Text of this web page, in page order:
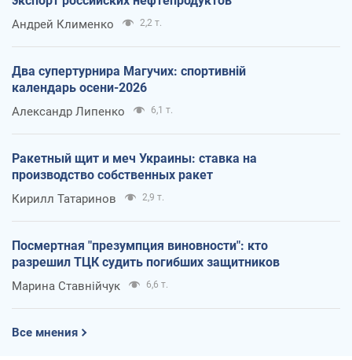
Андрей Клименко 2,2 т.
Два супертурнира Магучих: спортивній
календарь осени-2026
Александр Липенко 6,1 т.
Ракетный щит и меч Украины: ставка на
производство собственных ракет
Кирилл Татаринов 2,9 т.
Посмертная "презумпция виновности": кто
разрешил ТЦК судить погибших защитников
Марина Ставнійчук 6,6 т.
Все мнения